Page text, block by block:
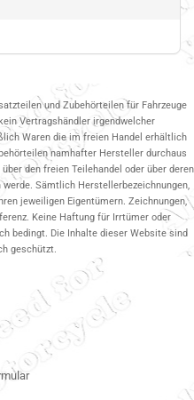
und Zubehörteilen für Fahrzeuge
Vertragshändler irgendwelcher
Waren die im freien Handel erhältlich
namhafter Hersteller durchaus
den freien Teilehandel oder über deren
Sämtlich Herstellerbezeichnungen,
jeweiligen Eigentümern. Zeichnungen,
Keine Haftung für Irrtümer oder
bedingt. Die Inhalte dieser Website sind
geschützt.